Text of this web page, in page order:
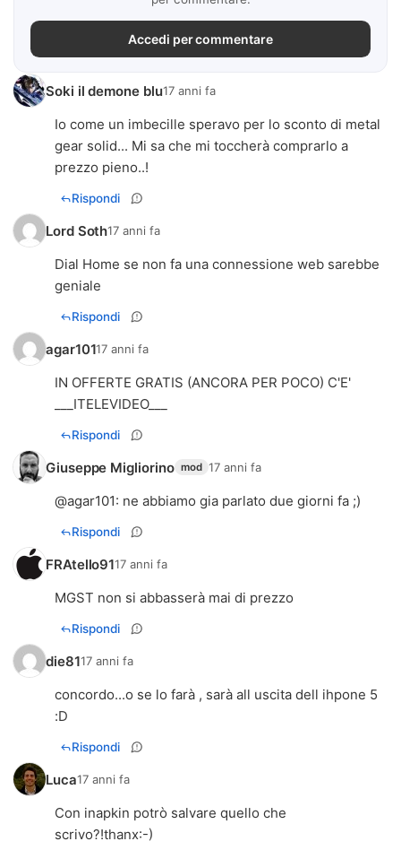
Accedi per commentare
Soki il demone blu17 anni fa
Io come un imbecille speravo per lo sconto di metal
gear solid... Mi sa che mi toccherà comprarlo a
prezzo pieno..!
Rispondi
Lord Soth17 anni fa
Dial Home se non fa una connessione web sarebbe
geniale
Rispondi
agar10117 anni fa
IN OFFERTE GRATIS (ANCORA PER POCO) C'E'
___ITELEVIDEO___
Rispondi
Giuseppe Migliorino mod 17 anni fa
@agar101: ne abbiamo gia parlato due giorni fa ;)
Rispondi
FRAtello9117 anni fa
MGST non si abbasserà mai di prezzo
Rispondi
die8117 anni fa
concordo...o se lo farà , sarà all uscita dell ihpone 5
:D
Rispondi
Luca17 anni fa
Con inapkin potrò salvare quello che
scrivo?!thanx:-)